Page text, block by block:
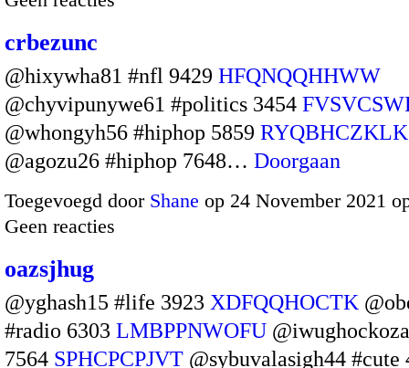
crbezunc
@hixywha81 #nfl 9429 HFQNQQHHWW
@chyvipunywe61 #politics 3454
@whongyh56 #hiphop 5859 RYQBHCZKLK
@agozu26 #hiphop 7648… Doorgaan
Toegevoegd door Shane op 24 November 2021
Geen reacties
oazsjhug
@yghash15 #life 3923 XDFQQHOCTK
#radio 6303 LMBPPNWOFU
7564 SPHCPCPJVT @sybuvalasigh44